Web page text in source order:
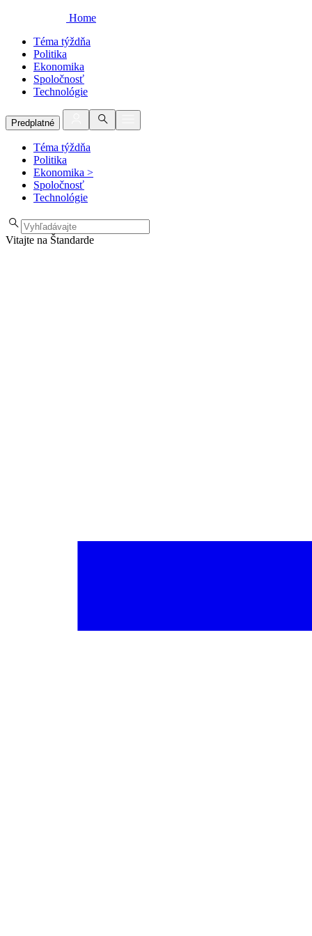
Home
Téma týždňa
Politika
Ekonomika
Spoločnosť
Technológie
Predplatné
Téma týždňa
Politika
Ekonomika >
Spoločnosť
Technológie
Vitajte na Štandarde